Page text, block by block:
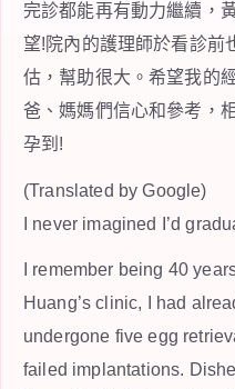
完診都能再有動力繼續，
望!院內的護理師於看診前
估，幫助很大。希望我的
爸、媽媽們信心和參考，
孕到!
(Translated by Google)
I never imagined I’d
I remember being 40
Huang’s clinic, I had
undergone five egg
failed implantations.